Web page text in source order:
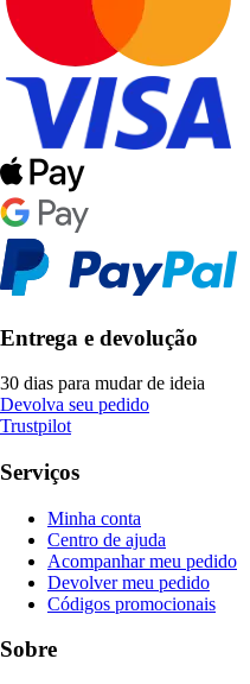
Entrega e devolução
30 dias para mudar de ideia
Devolva seu pedido
Trustpilot
Serviços
Minha conta
Centro de ajuda
Acompanhar meu pedido
Devolver meu pedido
Códigos promocionais
Sobre